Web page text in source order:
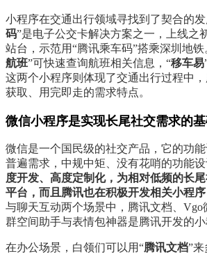
小程序在交通出行领域寻找到了契合的
码”是电子公交卡解决方案之一，上线之
站台，示范用“腾讯乘车码”搭乘深圳地铁
航班”可快速查询航班相关信息，“移车易
这两个小程序则体现了交通出行过程中
获取、用完即走的需求特点。
微信小程序是实现长尾社交需求的
微信是一个国民级的社交产品，它的功
普遍需求，中规中矩、没有花哨的功能设
度开发、高度定制化，为相对低频的长
平台，而且腾讯也在积极开发相关小程序
与聊天互动两个场景中，腾讯文档、Vgo
群空间助手与表情包神器是腾讯开发的小
在办公场景，白领们可以用“腾讯文档”